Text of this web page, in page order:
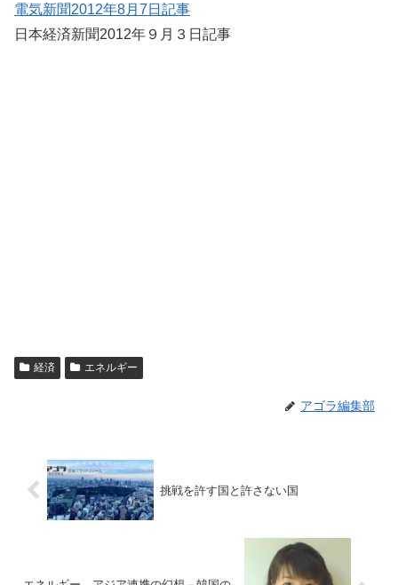
電気新聞2012年8月7日記事
日本経済新聞2012年９月３日記事
経済 エネルギー
アゴラ編集部
挑戦を許す国と許さない国